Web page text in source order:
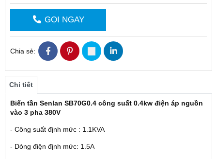
GỌI NGAY
Chia sẻ:
Chi tiết
Biến tần Senlan SB70G0.4 công suất 0.4kw điện áp nguồn
vào 3 pha 380V
- Công suất định mức : 1.1KVA
- Dòng điện định mức: 1.5A